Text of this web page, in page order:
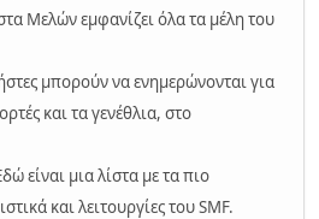
Μελών εμφανίζει όλα τα μέλη του
μπορούν να ενημερώνονται για
και τα γενέθλια, στο
είναι μια λίστα με τα πιο
και λειτουργίες του SMF.